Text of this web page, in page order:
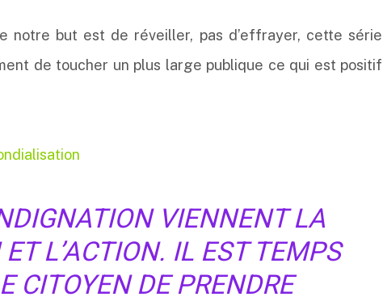
notre but est de réveiller, pas d’effrayer, cette série
de toucher un plus large publique ce qui est positif
VIENNENT LA
L’ACTION. IL EST TEMPS
CITOYEN DE PRENDRE